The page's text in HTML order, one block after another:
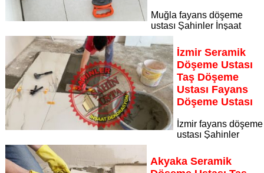
Muğla fayans döşeme
ustası Şahinler İnşaat
Dekorasyon, zeminlerinizi sanat eseri gibi işleyen uzman
kadrosuyla Muğla bölgesine özel hizmet sunuyor Muğla
seramik döşeme ustası taş döşeme ustası fayans döşeme
ustası
Sayfaya Git
İzmir Seramik
Döşeme Ustası
Taş Döşeme
Ustası Fayans
Döşeme Ustası
İzmir fayans döşeme
ustası Şahinler
İnşaat Dekorasyon, zeminlerinizi sanat eseri gibi işleyen
uzman kadrosuyla İzmir bölgesine özel hizmet sunuyor İzmir
seramik döşeme ustası taş döşeme ustası fayans döşeme
Akyaka Seramik